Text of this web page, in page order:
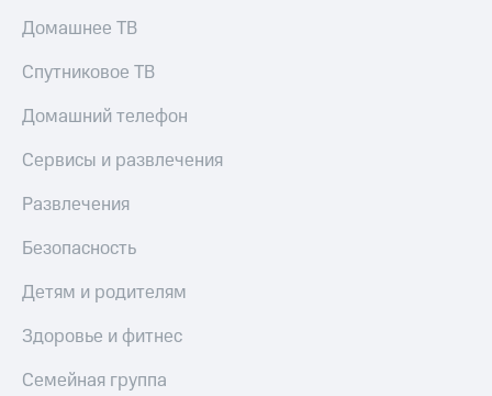
Домашнее ТВ
Спутниковое ТВ
Домашний телефон
Сервисы и развлечения
Развлечения
Безопасность
Детям и родителям
Здоровье и фитнес
Семейная группа